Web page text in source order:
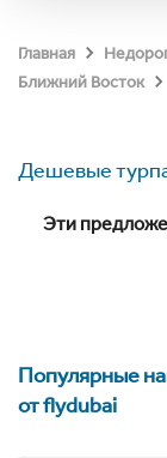
Главная
Ближний Восток
Дешевые
Эти
Популярные
от flydubai